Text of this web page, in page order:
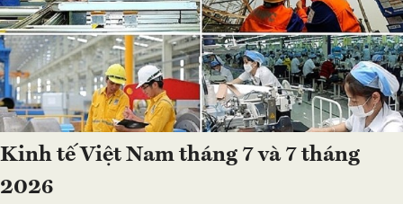
Kinh tế Việt Nam tháng 7 và 7 tháng
2026